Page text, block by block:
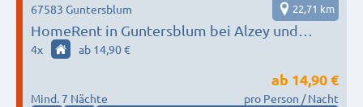
HomeRent in Guntersblum bei Alzey und
Umgebung
67583 Guntersblum 22,71 km
4x ab 14,90 €
Mind. 7 Nächte
ab 14,90 €
pro Person / Nacht